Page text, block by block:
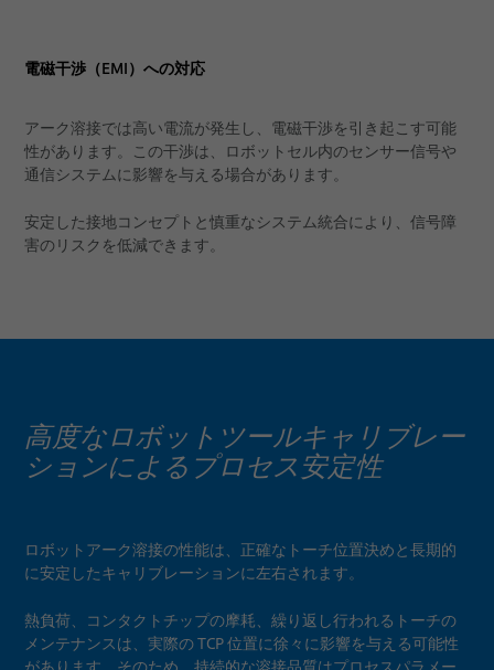
電磁干渉（EMI）への対応
アーク溶接では高い電流が発生し、電磁干渉を引き起こす可能
性があります。この干渉は、ロボットセル内のセンサー信号や
通信システムに影響を与える場合があります。
安定した接地コンセプトと慎重なシステム統合により、信号障
害のリスクを低減できます。
高度なロボットツールキャリブレー
ションによるプロセス安定性
ロボットアーク溶接の性能は、正確なトーチ位置決めと長期的
に安定したキャリブレーションに左右されます。
熱負荷、コンタクトチップの摩耗、繰り返し行われるトーチの
メンテナンスは、実際の TCP 位置に徐々に影響を与える可能性